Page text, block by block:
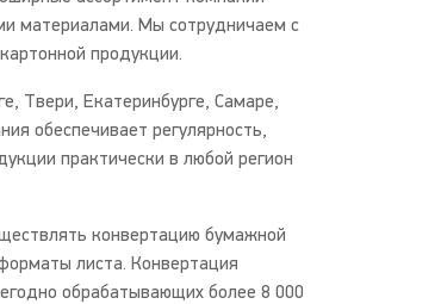
материалами. Мы сотрудничаем с
продукции.
Твери, Екатеринбурге, Самаре,
обеспечивает регулярность,
практически в любой регион
конвертацию бумажной
листа. Конвертация
обрабатывающих более 8 000